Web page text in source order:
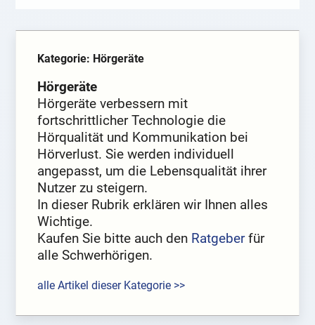
Kategorie: Hörgeräte
Hörgeräte
Hörgeräte verbessern mit
fortschrittlicher Technologie die
Hörqualität und Kommunikation bei
Hörverlust. Sie werden individuell
angepasst, um die Lebensqualität ihrer
Nutzer zu steigern.
In dieser Rubrik erklären wir Ihnen alles
Wichtige.
Kaufen Sie bitte auch den Ratgeberfür
alle Schwerhörigen.
alle Artikel dieser Kategorie >>